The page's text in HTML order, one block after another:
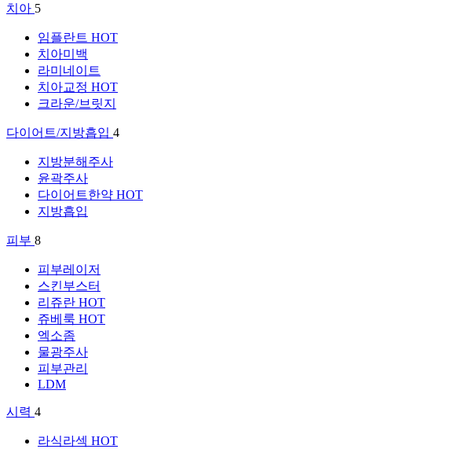
치아 5
임플란트 HOT
치아미백
라미네이트
치아교정 HOT
크라운/브릿지
다이어트/지방흡입 4
지방분해주사
윤곽주사
다이어트한약 HOT
지방흡입
피부 8
피부레이저
스킨부스터
리쥬란 HOT
쥬베룩 HOT
엑소좀
물광주사
피부관리
LDM
시력 4
라식라섹 HOT